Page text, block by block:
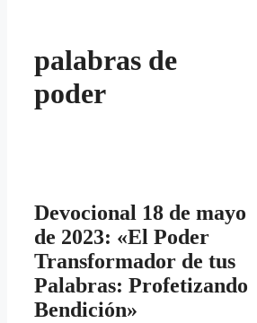
palabras de
poder
Devocional 18 de mayo
de 2023: «El Poder
Transformador de tus
Palabras: Profetizando
Bendición»